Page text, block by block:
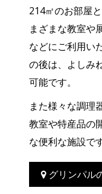
214㎡のお部屋
まざまな教室や
などにご利用い
の後は、よしみ
可能です。
また様々な調理
教室や特産品の
な便利な施設です
グリンパル